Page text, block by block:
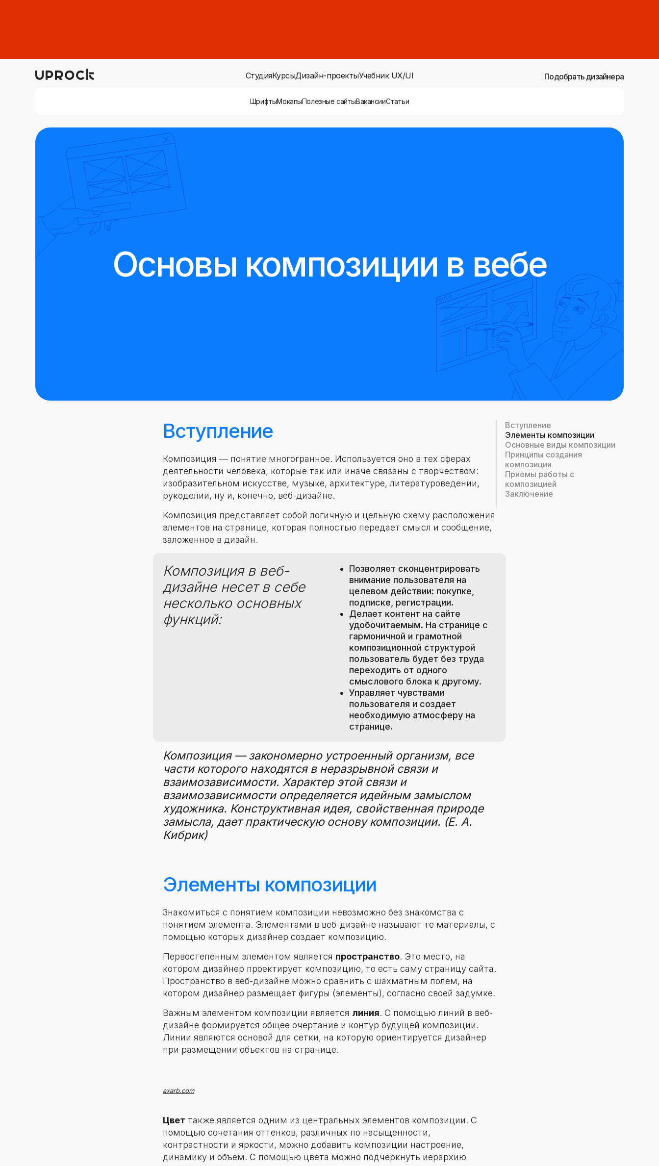
СтудияКурсыДизайн-проектыУчебник UX/UI
ШрифтыМокапыПолезные сайтыВакансииСтатьи
Подобрать дизайнера
Основы композиции в вебе
Вступление
Композиция — понятие многогранное. Используется оно в тех сферах
деятельности человека, которые так или иначе связаны с творчеством:
изобразительном искусстве, музыке, архитектуре, литературоведении,
рукоделии, ну и, конечно, веб-дизайне.
Композиция представляет собой логичную и цельную схему расположения
элементов на странице, которая полностью передает смысл и сообщение,
заложенное в дизайн.
Композиция в веб-
дизайне несет в себе
несколько основных
функций:
Позволяет сконцентрировать
внимание пользователя на
целевом действии: покупке,
подписке, регистрации.
Делает контент на сайте
удобочитаемым. На странице с
гармоничной и грамотной
композиционной структурой
пользователь будет без труда
переходить от одного
смыслового блока к другому.
Управляет чувствами
пользователя и создает
необходимую атмосферу на
странице.
Композиция — закономерно устроенный организм, все
части которого находятся в неразрывной связи и
взаимозависимости. Характер этой связи и
взаимозависимости определяется идейным замыслом
художника. Конструктивная идея, свойственная природе
замысла, дает практическую основу композиции. (Е. А.
Кибрик)
Элементы композиции
Знакомиться с понятием композиции невозможно без знакомства с
понятием элемента. Элементами в веб-дизайне называют те материалы, с
помощью которых дизайнер создает композицию.
Первостепенным элементом является пространство. Это место, на
котором дизайнер проектирует композицию, то есть саму страницу сайта.
Пространство в веб-дизайне можно сравнить с шахматным полем, на
котором дизайнер размещает фигуры (элементы), согласно своей задумке.
Важным элементом композиции является линия. С помощью линий в веб-
дизайне формируется общее очертание и контур будущей композиции.
Линии являются основой для сетки, на которую ориентируется дизайнер
при размещении объектов на странице.
axarb.com
Цвет также является одним из центральных элементов композиции. С
помощью сочетания оттенков, различных по насыщенности,
контрастности и яркости, можно добавить композиции настроение,
динамику и объем. С помощью цвета можно подчеркнуть иерархию
Вступление
Элементы композиции
Основные виды композиции
Принципы создания
композиции
Приемы работы с
композицией
Заключение